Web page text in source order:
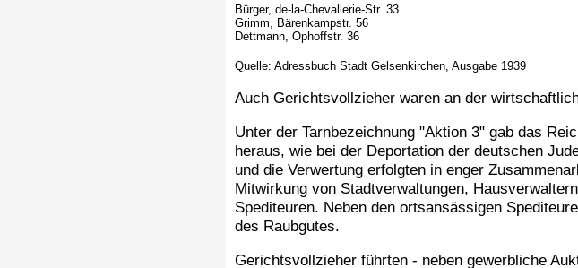
Bürger, de-la-Chevallerie-Str. 33
Grimm, Bärenkampstr. 56
Dettmann, Ophoffstr. 36
Quelle: Adressbuch Stadt Gelsenkirchen, Ausgabe 1939
Auch Gerichtsvollzieher waren an der
Unter der Tarnbezeichnung "Aktion 3" gab das
heraus, wie bei der Deportation der deutschen
und die Verwertung erfolgten in enger
Mitwirkung von Stadtverwaltungen,
Spediteuren. Neben den ortsansässigen
des Raubgutes.
Gerichtsvollzieher führten - neben gewerbliche